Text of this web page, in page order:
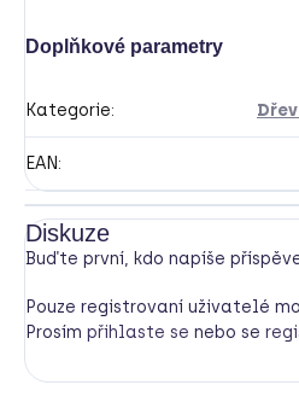
Doplňkové parametry
Kategorie:
EAN:
Diskuze
Buďte první, kdo napíše
Pouze registrovaní uživatelé
Prosím přihlaste se nebo se